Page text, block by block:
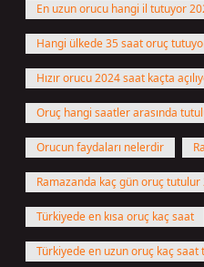
En uzun orucu hangi il tutuyor
Hangi ülkede 35 saat oruç
Hızır orucu 2024 saat kaçta
Oruç hangi saatler arasında
Orucun faydaları nelerdir
Ramazanda kaç gün oruç tutulur
Türkiyede en kısa oruç kaç saat
Türkiyede en uzun oruç kaç saat